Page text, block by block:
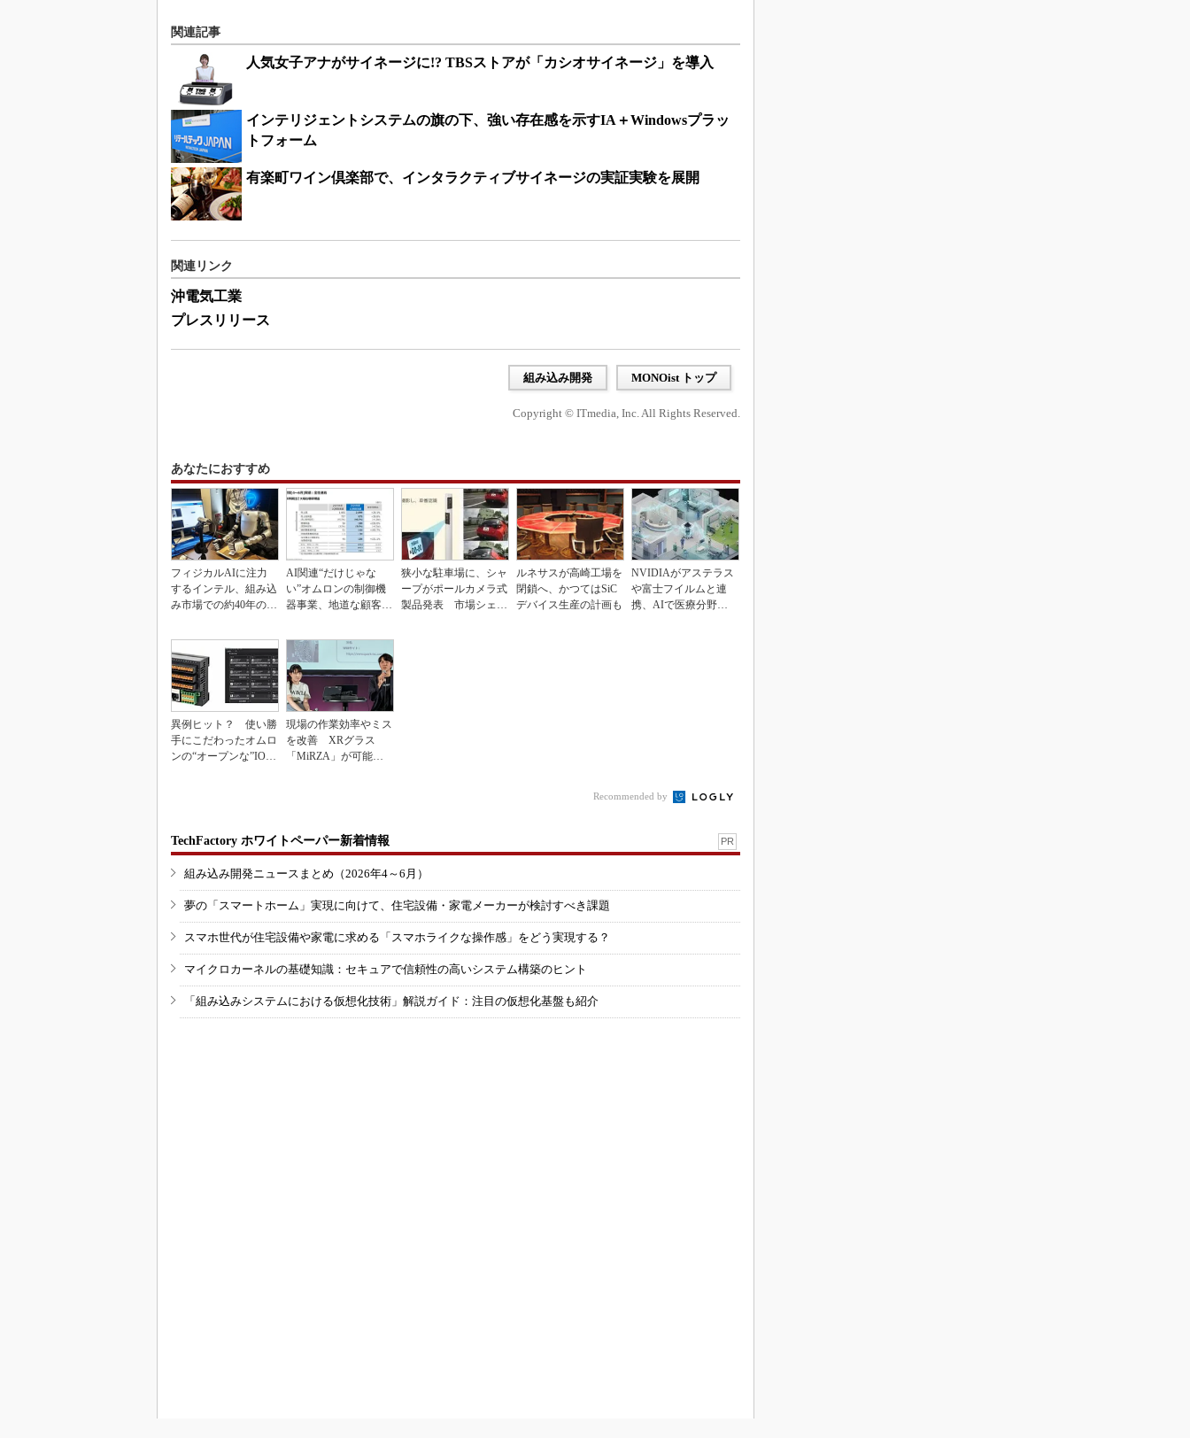
関連記事
人気女子アナがサイネージに!? TBSストアが「カシオサイネージ」を導入
インテリジェントシステムの旗の下、強い存在感を示すIA＋Windowsプラッ
トフォーム
有楽町ワイン倶楽部で、インタラクティブサイネージの実証実験を展開
関連リンク
沖電気工業
プレスリリース
組み込み開発 MONOist トップ
Copyright © ITmedia, Inc. All Rights Reserved.
あなたにおすすめ
フィジカルAIに注力
するインテル、組み込
み市場での約40年の実
AI関連“だけじゃな
い”オムロンの制御機
器事業、地道な顧客基
狭小な駐車場に、シャ
ープがポールカメラ式
製品発表 市場シェア
ルネサスが高崎工場を
閉鎖へ、かつてはSiC
デバイス生産の計画も
NVIDIAがアステラス
や富士フイルムと連
携、AIで医療分野支
異例ヒット？ 使い勝
手にこだわったオムロ
ンの“オープンな”IO-L
現場の作業効率やミス
を改善 XRグラス
「MiRZA」が可能に
Recommended by
TechFactory ホワイトペーパー新着情報 PR
組み込み開発ニュースまとめ（2026年4～6月）
夢の「スマートホーム」実現に向けて、住宅設備・家電メーカーが検討すべき課題
スマホ世代が住宅設備や家電に求める「スマホライクな操作感」をどう実現する？
マイクロカーネルの基礎知識：セキュアで信頼性の高いシステム構築のヒント
「組み込みシステムにおける仮想化技術」解説ガイド：注目の仮想化基盤も紹介